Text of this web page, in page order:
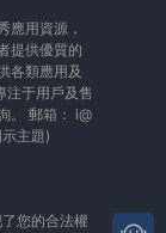
應用資源，
提供優質的
各類應用及
于用戶及售
。 郵箱： i@
主題)
您的合法權